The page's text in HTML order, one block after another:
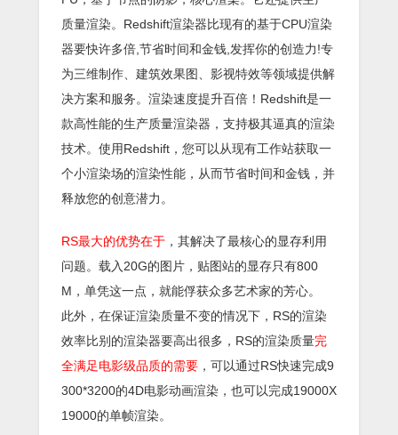
质量渲染。Redshift渲染器比现有的基于CPU渲染
器要快许多倍,节省时间和金钱,发挥你的创造力!专
为三维制作、建筑效果图、影视特效等领域提供解
决方案和服务。渲染速度提升百倍！Redshift是一
款高性能的生产质量渲染器，支持极其逼真的渲染
技术。使用Redshift，您可以从现有工作站获取一
个小渲染场的渲染性能，从而节省时间和金钱，并
释放您的创意潜力。
RS最大的优势在于 ，其解决了最核心的显存利用
问题。载入20G的图片，贴图站的显存只有800
M，单凭这一点，就能俘获众多艺术家的芳心。
此外，在保证渲染质量不变的情况下，RS的渲染
效率比别的渲染器要高出很多，RS的渲染质量完
全满足电影级品质的需要 ，可以通过RS快速完成9
300*3200的4D电影动画渲染，也可以完成19000X
19000的单帧渲染。